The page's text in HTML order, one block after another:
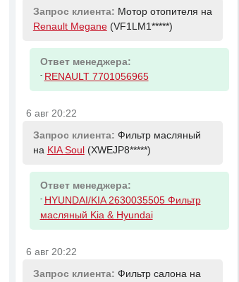
Запрос клиента: Мотор отопителя на
Renault Megane(VF1LM1*****)
Ответ менеджера:
- RENAULT 7701056965
6 авг 20:22
Запрос клиента: Фильтр масляный
на KIA Soul (XWEJP8*****)
Ответ менеджера:
- HYUNDAI/KIA 2630035505 Фильтр
масляный Kia & Hyundai
6 авг 20:22
Запрос клиента: Фильтр салона на